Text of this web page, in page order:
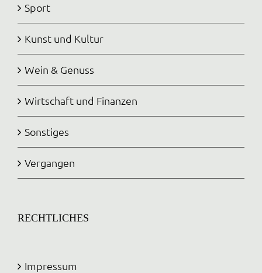
Sport
Kunst und Kultur
Wein & Genuss
Wirtschaft und Finanzen
Sonstiges
Vergangen
RECHTLICHES
Impressum